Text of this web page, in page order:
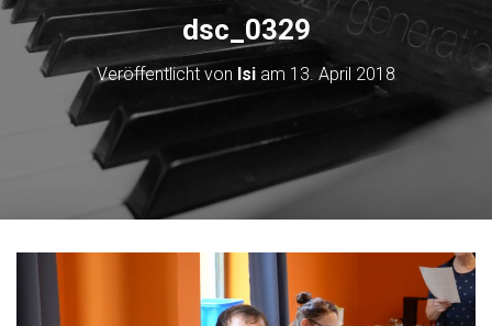
dsc_0329
Veröffentlicht von Isi am 13. April 2018